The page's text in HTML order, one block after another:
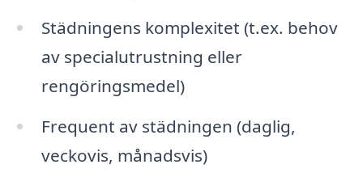
Städningens komplexitet (t.ex. behov
av specialutrustning eller
rengöringsmedel)
Frequent av städningen (daglig,
veckovis, månadsvis)